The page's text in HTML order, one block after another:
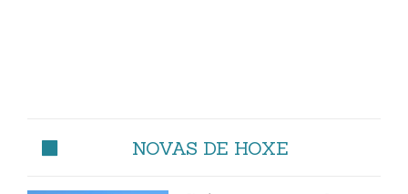
NOVAS DE HOXE